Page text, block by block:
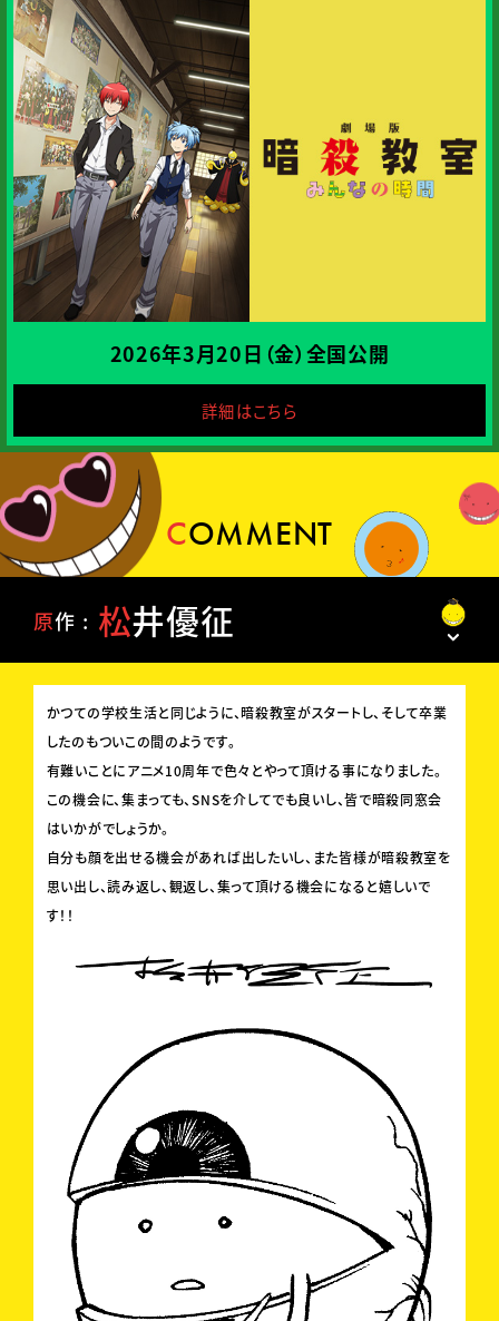
2026年3月20日（金）全国公開
詳細はこちら
COMMENT
原作 松井優征
かつての学校生活と同じように、暗殺教室がスタートし、そして卒業
したのもついこの間のようです。
有難いことにアニメ10周年で色々とやって頂ける事になりました。
この機会に、集まっても、SNSを介してでも良いし、皆で暗殺同窓会
はいかがでしょうか。
自分も顔を出せる機会があれば出したいし、また皆様が暗殺教室を
思い出し、読み返し、観返し、集って頂ける機会になると嬉しいで
す！！